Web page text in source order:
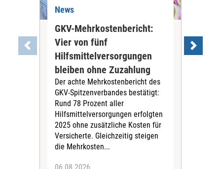
News
GKV-Mehrkostenbericht:
Vier von fünf
Hilfsmittelversorgungen
bleiben ohne Zuzahlung
Der achte Mehrkostenbericht des
GKV-Spitzenverbandes bestätigt:
Rund 78 Prozent aller
Hilfsmittelversorgungen erfolgten
2025 ohne zusätzliche Kosten für
Versicherte. Gleichzeitig steigen
die Mehrkosten...